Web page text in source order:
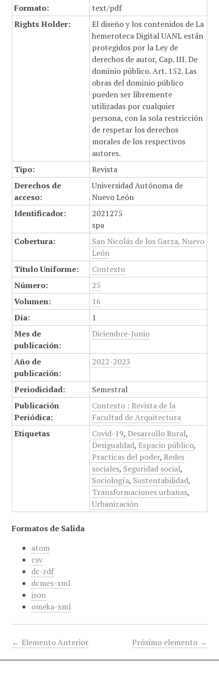
Formato:
text/pdf
Rights Holder:
El diseño y los contenidos de La
hemeroteca Digital UANL están
protegidos por la Ley de
derechos de autor, Cap. III. De
dominio público. Art. 152. Las
obras del dominio público
pueden ser libremente
utilizadas por cualquier
persona, con la sola restricción
de respetar los derechos
morales de los respectivos
autores.
Tipo:
Revista
Derechos de
acceso:
Universidad Autónoma de
Nuevo León
Identificador:
2021275
spa
Cobertura:
San Nicolás de los Garza, Nuevo
León
Título Uniforme:
Contexto
Número:
25
Volumen:
16
Día:
1
Mes de
publicación:
Diciembre-Junio
Año de
publicación:
2022-2023
Periodicidad:
Semestral
Publicación
Periódica:
Contexto : Revista de la
Facultad de Arquitectura
Etiquetas
Covid-19, Desarrollo Rural,
Desigualdad, Espacio público,
Practicas del poder, Redes
sociales, Seguridad social,
Sociología, Sustentabilidad,
Transformaciones urbanas,
Urbanización
Formatos de Salida
atom
csv
dc-rdf
dcmes-xml
json
omeka-xml
← Elemento Anterior Próximo elemento →